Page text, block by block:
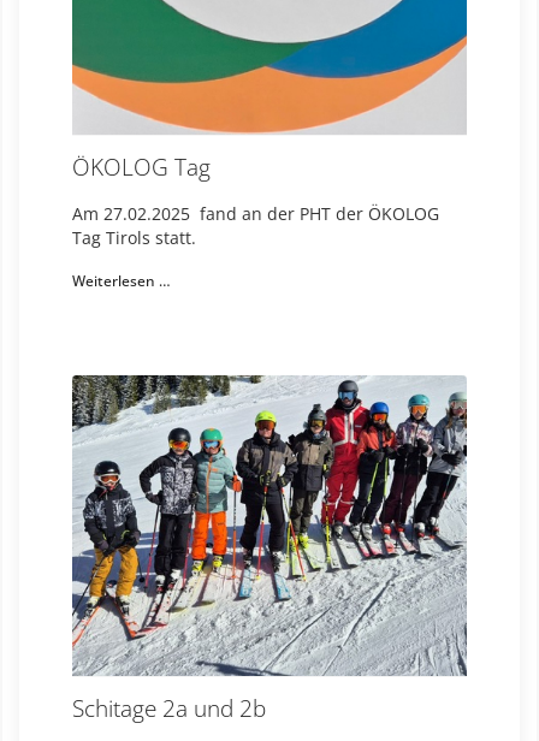
ÖKOLOG Tag
Am 27.02.2025 fand an der PHT der ÖKOLOG
Tag Tirols statt.
Weiterlesen …
Schitage 2a und 2b